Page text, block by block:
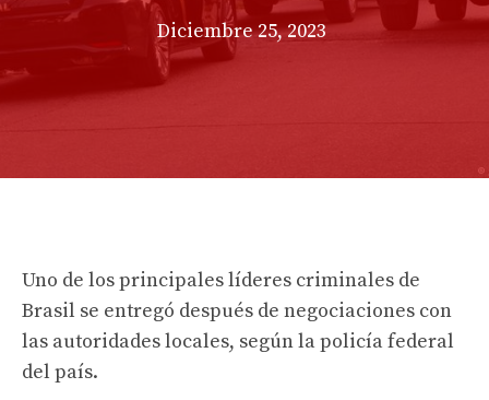
Diciembre 25, 2023
Uno de los principales líderes criminales de
Brasil se entregó después de negociaciones con
las autoridades locales, según la policía federal
del país.